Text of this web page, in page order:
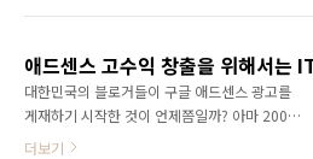
워들에게 글을 전달할 것이 아닌가? 트위터뿐만
보들로 가득하다. 이러한 가짜 정보들을 선별할
수 있는 능..
료가 있었다. 특히 200년대 초반부터 현재 상황
을 예측한 논문들도 많이 있었다. 어찌보면 소셜
서비스라는 것은 인터넷이 발달하고 기술이 발
전하면서 필연적으로 대두될 수 밖에 없는 사회
대한민국의 블로거들이 구글 애드센스 광고를
게재하기 시작한 것이 언제쯤일까? 아마 2005
년쯤에 시작하지 않았을까 짐작해본다. 2006년
더보기